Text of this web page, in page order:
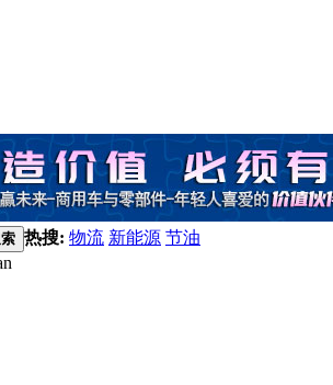
热搜: 物流 新能源 节油